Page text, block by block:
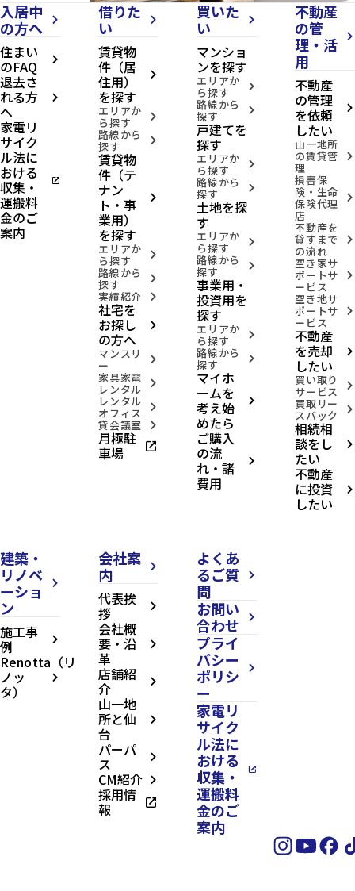
入居中
の方へ
arrow_forward_ios
住まい
のFAQ arrow_forward_ios
退去さ
れる方
へ
arrow_forward_ios
家電リ
サイク
ル法に
おける
収集・
運搬料
金のご
案内
open_in_new
借りた
い
arrow_forward_ios
賃貸物
件（居
住用）
を探す
arrow_forward_ios
エリアか
ら探す arrow_forward_ios
路線から
探す arrow_forward_ios
賃貸物
件（テ
ナン
ト・事
業用）
を探す
arrow_forward_ios
エリアか
ら探す arrow_forward_ios
路線から
探す arrow_forward_ios
実績紹介 arrow_forward_ios
社宅を
お探し
の方へ
arrow_forward_ios
マンスリ
ー arrow_forward_ios
家具家電
レンタル arrow_forward_ios
レンタル
オフィス arrow_forward_ios
貸会議室 arrow_forward_ios
月極駐
車場 open_in_new
買いた
い
arrow_forward_ios
マンショ
ンを探す
エリアか
ら探す arrow_forward_ios
路線から
探す arrow_forward_ios
戸建てを
探す
エリアか
ら探す arrow_forward_ios
路線から
探す arrow_forward_ios
土地を探
す
エリアか
ら探す arrow_forward_ios
路線から
探す arrow_forward_ios
事業用・
投資用を
探す
エリアか
ら探す arrow_forward_ios
路線から
探す arrow_forward_ios
マイホ
ームを
考え始
めたら
arrow_forward_ios
ご購入
の流
れ・諸
費用
arrow_forward_ios
不動産
の管
理・活
用
arrow_forward_ios
不動産
の管理
を依頼
したい
arrow_forward_ios
山一地所
の賃貸管
理
arrow_forward_ios
損害保
険・生命
保険代理
店
arrow_forward_ios
不動産を
貸すまで
の流れ
arrow_forward_ios
空き家サ
ポートサ
ービス
arrow_forward_ios
空き地サ
ポートサ
ービス
arrow_forward_ios
不動産
を売却
したい
arrow_forward_ios
買い取り
サービス arrow_forward_ios
買取リー
スバック arrow_forward_ios
相続相
談をし
たい
arrow_forward_ios
不動産
に投資
したい
arrow_forward_ios
建築・
リノベ
ーショ
ン
arrow_forward_ios
施工事
例 arrow_forward_ios
Renotta（リ
ノッ
タ）
arrow_forward_ios
会社案
内
arrow_forward_ios
代表挨
拶 arrow_forward_ios
会社概
要・沿
革
arrow_forward_ios
店舗紹
介 arrow_forward_ios
山一地
所と仙
台
arrow_forward_ios
パーパ
ス arrow_forward_ios
CM紹介 arrow_forward_ios
採用情
報 open_in_new
よくあ
るご質
問
arrow_forward_ios
お問い
合わせ
arrow_forward_ios
プライ
バシー
ポリシ
ー
arrow_forward_ios
家電リ
サイク
ル法に
おける
収集・
運搬料
金のご
案内
open_in_new